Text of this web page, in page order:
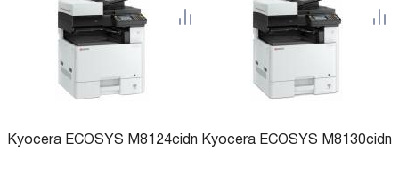
Kyocera ECOSYS M8124cidn Kyocera ECOSYS M8130cidn